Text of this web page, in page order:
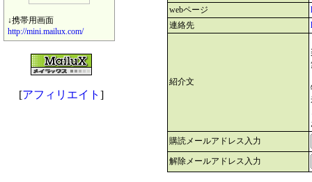
↓携帯用画面
http://mini.mailux.com/
[アフィリエイト ]
webページ
連絡先
紹介文
購読メールアドレス入力
解除メールアドレス入力